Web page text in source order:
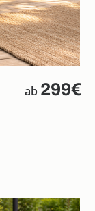
ab 299€